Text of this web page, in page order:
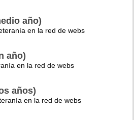
año)
en la red de webs
año)
en la red de webs
años)
en la red de webs